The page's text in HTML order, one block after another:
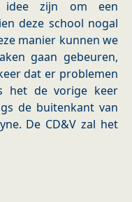
idee zijn om een
deze school nogal
manier kunnen we
gaan gebeuren,
dat er problemen
het de vorige keer
de buitenkant van
De CD&V zal het